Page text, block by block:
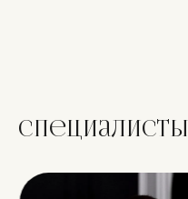
Специалисты